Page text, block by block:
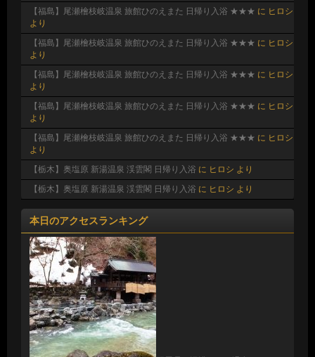
【福島】尾瀬檜枝岐温泉 旅館ひのえまた 日帰り入浴 ★★★ に ヒロシ
より
【福島】尾瀬檜枝岐温泉 旅館ひのえまた 日帰り入浴 ★★★ に ヒロシ
より
【福島】尾瀬檜枝岐温泉 旅館ひのえまた 日帰り入浴 ★★★ に ヒロシ
より
【福島】尾瀬檜枝岐温泉 旅館ひのえまた 日帰り入浴 ★★★ に ヒロシ
より
【福島】尾瀬檜枝岐温泉 旅館ひのえまた 日帰り入浴 ★★★ に ヒロシ
より
【栃木】奥塩原 新湯温泉 渓雲閣 日帰り入浴 に ヒロシ より
【栃木】奥塩原 新湯温泉 渓雲閣 日帰り入浴 に ヒロシ より
本日のアクセスランキング